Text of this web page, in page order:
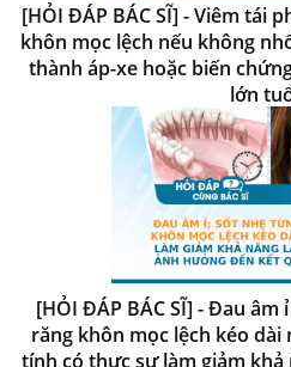
[HỎI ĐÁP BÁC SĨ] - Viêm tái
khôn mọc lệch nếu không
thành áp-xe hoặc biến
lớn
[HỎI ĐÁP BÁC SĨ] - Đau
răng khôn mọc lệch kéo
tính có thực sự làm giảm